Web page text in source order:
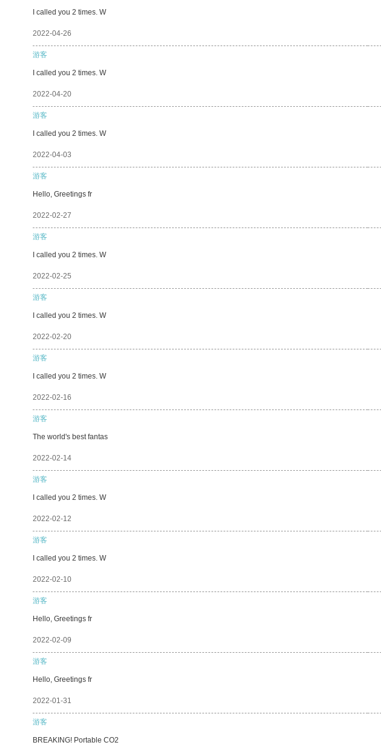
I called you 2 times. W
2022-04-26
游客
I called you 2 times. W
2022-04-20
游客
I called you 2 times. W
2022-04-03
游客
Hello, Greetings fr
2022-02-27
游客
I called you 2 times. W
2022-02-25
游客
I called you 2 times. W
2022-02-20
游客
I called you 2 times. W
2022-02-16
游客
The world's best fantas
2022-02-14
游客
I called you 2 times. W
2022-02-12
游客
I called you 2 times. W
2022-02-10
游客
Hello, Greetings fr
2022-02-09
游客
Hello, Greetings fr
2022-01-31
游客
BREAKING! Portable CO2